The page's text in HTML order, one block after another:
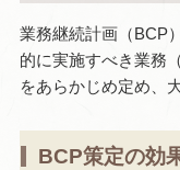
業務継続計画（BCP
的に実施すべき業務
をあらかじめ定め、
BCP策定の効